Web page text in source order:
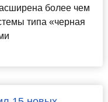
более чем
типа «черная